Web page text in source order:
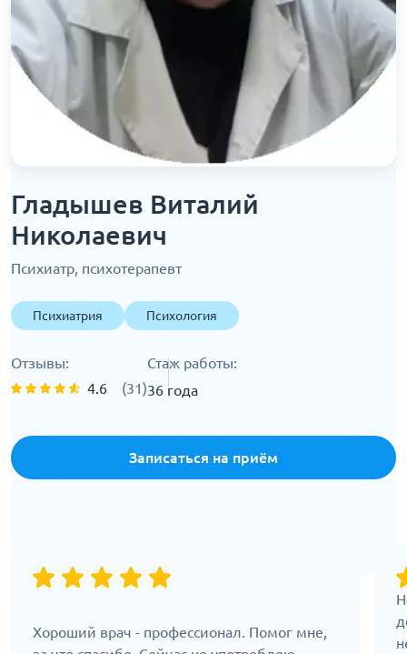
Гладышев Виталий
Николаевич
Психиатр, психотерапевт
Психиатрия Психология
Отзывы:
4.6
(31)
Стаж работы:
36 года
Записаться на приём
Хороший врач - профессионал. Помог мне,